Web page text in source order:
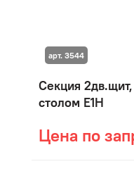
Секция
столом E1H
Цена по
арт. 3544